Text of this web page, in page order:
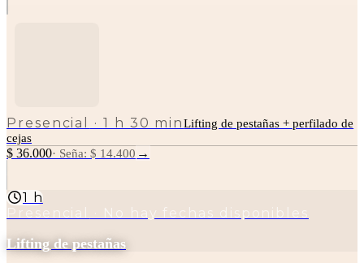
Presencial · 1 h 30 minLifting de pestañas + perfilado de
cejas
$ 36.000· Seña: $ 14.400 →
1 h
Presencial
· No hay fechas disponibles
Lifting de pestañas